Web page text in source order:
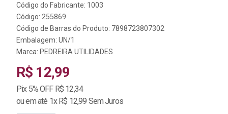
Código do Fabricante: 1003
Código: 255869
Código de Barras do Produto: 7898723807302
Embalagem: UN/1
Marca: PEDREIRA UTILIDADES
R$ 12,99
Pix 5% OFF R$ 12,34
ou em até 1x R$ 12,99 Sem Juros